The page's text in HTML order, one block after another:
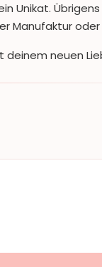
Unikat.
Manufaktur oder
deinem neuen